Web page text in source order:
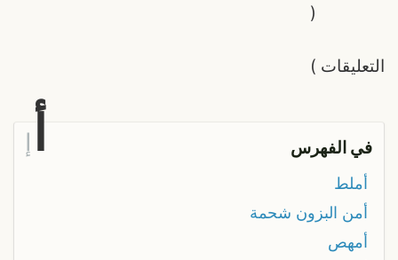
التعليقات
(
)
في الفهرس إ
أملط
أمن البزون شحمة
أمهص